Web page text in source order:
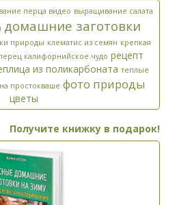
перца видео выращивание салата
домашние заготовки
природы клематис из семян крепкая
калифорнийское чудо рецепт
из поликарбоната теплые
простокваше фото природы
цветы
Получите книжку в подарок!